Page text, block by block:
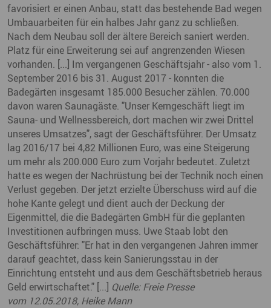
favorisiert er einen Anbau, statt das bestehende Bad wegen
Umbauarbeiten für ein halbes Jahr ganz zu schließen.
Nach dem Neubau soll der ältere Bereich saniert werden.
Platz für eine Erweiterung sei auf angrenzenden Wiesen
vorhanden. [...] Im vergangenen Geschäftsjahr - also vom 1.
September 2016 bis 31. August 2017 - konnten die
Badegärten insgesamt 185.000 Besucher zählen. 70.000
davon waren Saunagäste. "Unser Kerngeschäft liegt im
Sauna- und Wellnessbereich, dort machen wir zwei Drittel
unseres Umsatzes", sagt der Geschäftsführer. Der Umsatz
lag 2016/17 bei 4,82 Millionen Euro, was eine Steigerung
um mehr als 200.000 Euro zum Vorjahr bedeutet. Zuletzt
hatte es wegen der Nachrüstung bei der Technik noch einen
Verlust gegeben. Der jetzt erzielte Überschuss wird auf die
hohe Kante gelegt und dient auch der Deckung der
Eigenmittel, die die Badegärten GmbH für die geplanten
Investitionen aufbringen muss. Uwe Staab lobt den
Geschäftsführer: "Er hat in den vergangenen Jahren immer
darauf geachtet, dass kein Sanierungsstau in der
Einrichtung entsteht und aus dem Geschäftsbetrieb heraus
Geld erwirtschaftet." [...] Quelle: Freie Presse
vom 12.05.2018, Heike Mann